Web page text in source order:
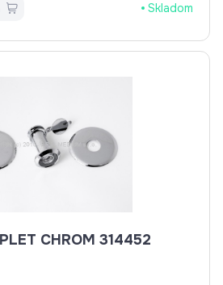
Skladom
KUKÁTKO KOMPLET CHROM 314452